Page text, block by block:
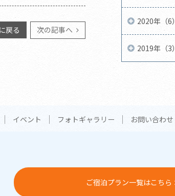
戻る 次の記事へ
2020年（6）
2019年（3）
イベント フォトギャラリー お問い合わせ
ご宿泊プラン一覧はこちら